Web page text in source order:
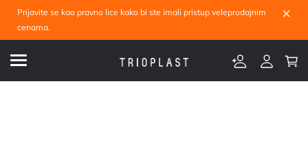
Prijavite se kao pravno lice kako bi ste imali pristup veleprodajnim
cenama.
×